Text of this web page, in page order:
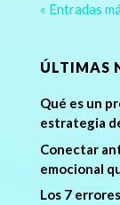
« Entradas
ÚLTIMAS
Qué es un
estrategia
Conectar
emocional
Los 7